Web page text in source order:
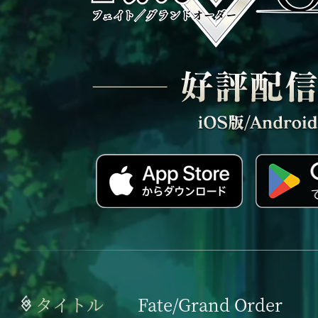
タイトル
Fate/Grand Order